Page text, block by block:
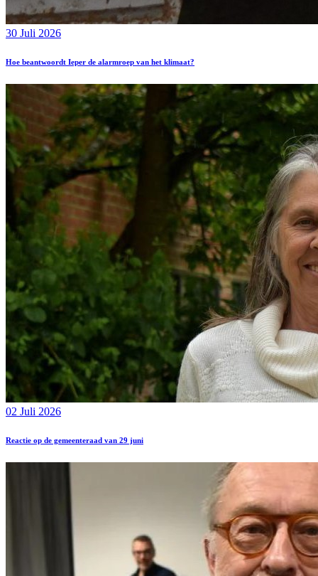
30 Juli 2026
Hoe beantwoordt Ieper de alarmroep van het klimaat?
02 Juli 2026
Reactie op de gemeenteraad van 29 juni